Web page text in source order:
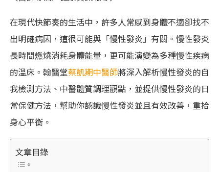
在現代快節奏的生活中，許多人常感到身體不適卻找不
出明確病因，這很可能與「慢性發炎」有關。慢性發炎
長時間燃燒消耗身體能量，更可能演變為多種慢性疾病
的溫床。翰醫堂蔡凱期中醫師將深入解析慢性發炎的自
我檢測方法、中醫體質調理觀點，並提供慢性發炎的日
常保健方法，幫助你認識慢性發炎並且有效改善，重拾
身心平衡。
文章目錄